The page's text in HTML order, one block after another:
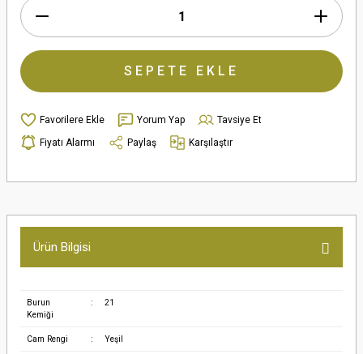
SEPETE EKLE
Yorum Yap
Tavsiye Et
Fiyatı Alarmı
Paylaş Karşılaştır
Ürün Bilgisi
Burun
Kemiği
: 21
Cam Rengi : Yeşil